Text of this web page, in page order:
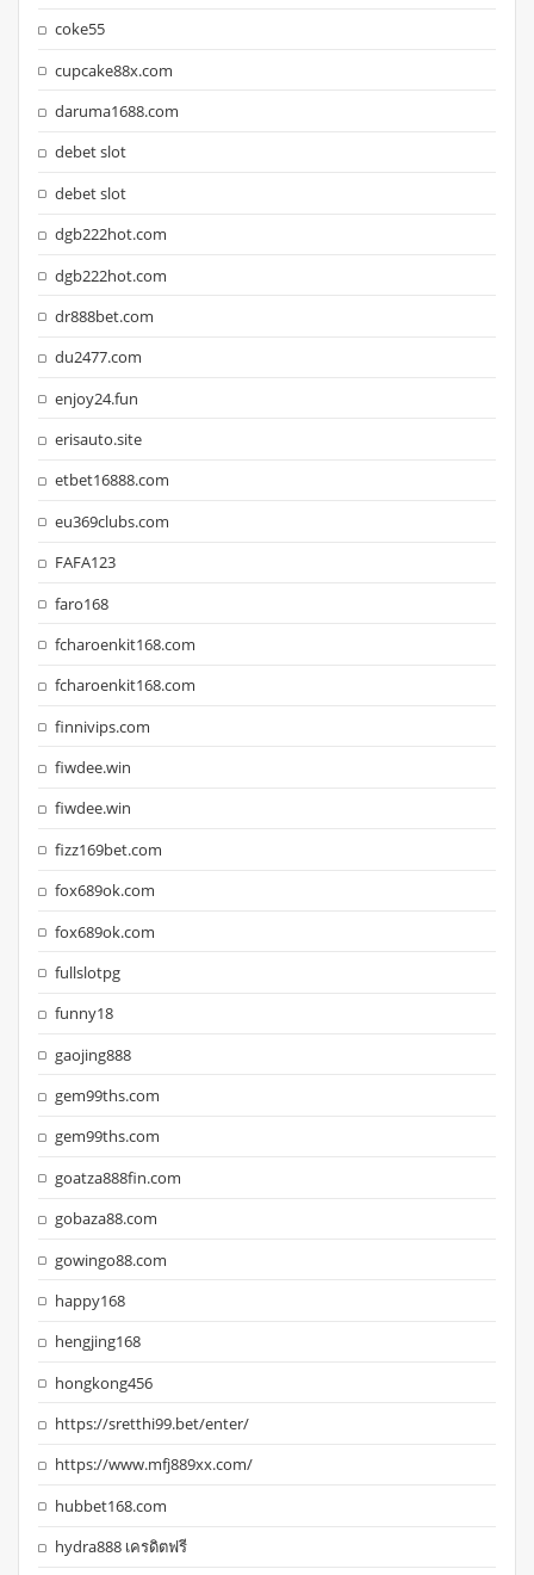
coke55
cupcake88x.com
daruma1688.com
debet slot
debet slot
dgb222hot.com
dgb222hot.com
dr888bet.com
du2477.com
enjoy24.fun
erisauto.site
etbet16888.com
eu369clubs.com
FAFA123
faro168
fcharoenkit168.com
fcharoenkit168.com
finnivips.com
fiwdee.win
fiwdee.win
fizz169bet.com
fox689ok.com
fox689ok.com
fullslotpg
funny18
gaojing888
gem99ths.com
gem99ths.com
goatza888fin.com
gobaza88.com
gowingo88.com
happy168
hengjing168
hongkong456
https://sretthi99.bet/enter/
https://www.mfj889xx.com/
hubbet168.com
hydra888 เครดิตฟรี